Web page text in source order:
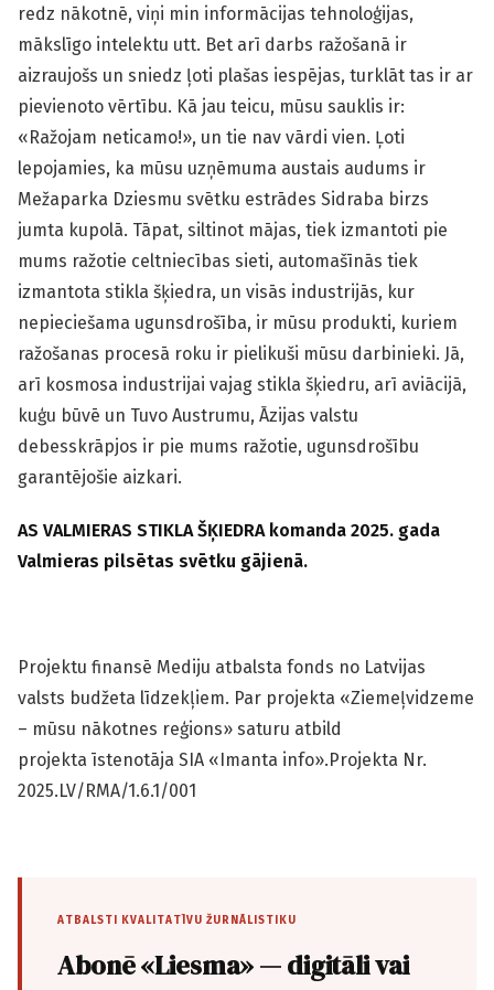
redz nākotnē, viņi min informācijas tehnoloģijas,
mākslīgo intelektu utt. Bet arī darbs ražošanā ir
aizraujošs un sniedz ļoti plašas iespējas, turklāt tas ir ar
pievienoto vērtību. Kā jau teicu, mūsu sauklis ir:
«Ražojam neticamo!», un tie nav vārdi vien. Ļoti
lepojamies, ka mūsu uzņēmuma austais audums ir
Mežaparka Dziesmu svētku estrādes Sidraba birzs
jumta kupolā. Tāpat, siltinot mājas, tiek izmantoti pie
mums ražotie celtniecības sieti, automašīnās tiek
izmantota stikla šķiedra, un visās industrijās, kur
nepieciešama ugunsdrošība, ir mūsu produkti, kuriem
ražošanas procesā roku ir pielikuši mūsu darbinieki. Jā,
arī kosmosa industrijai vajag stikla šķiedru, arī aviācijā,
kuģu būvē un Tuvo Austrumu, Āzijas valstu
debesskrāpjos ir pie mums ražotie, ugunsdrošību
garantējošie aizkari.
AS VALMIERAS STIKLA ŠĶIEDRA komanda 2025. gada
Valmieras pilsētas svētku gājienā.
Projektu finansē Mediju atbalsta fonds no Latvijas
valsts budžeta līdzekļiem. Par projekta «Ziemeļvidzeme
– mūsu nākotnes reģions» saturu atbild
projekta īstenotāja SIA «Imanta info».Projekta Nr.
2025.LV/RMA/1.6.1/001
ATBALSTI KVALITATĪVU ŽURNĀLISTIKU
Abonē «Liesma» — digitāli vai